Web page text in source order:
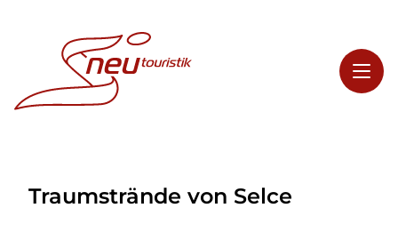
Highlights
Traumstrände von Selce